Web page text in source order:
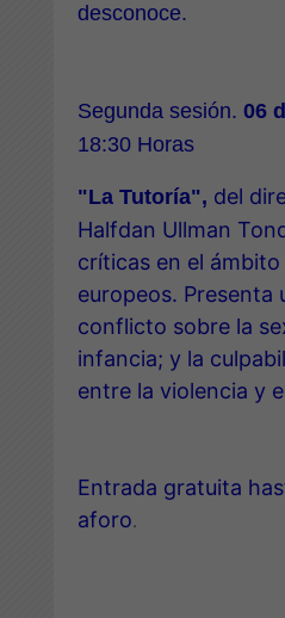
desconoce.
Segunda sesión. 06
18:30 Horas
"La Tutoría", del
Halfdan Ullman
críticas en el
europeos. Presenta
conflicto sobre la
infancia; y la
entre la violencia y
Entrada gratuita
aforo.